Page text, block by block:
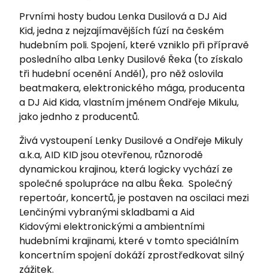
Prvními hosty budou Lenka Dusilová a DJ Aid
Kid, jedna z nejzajímavějších fúzí na českém
hudebním poli. Spojení, které vzniklo při přípravě
posledního alba Lenky Dusilové Řeka (to získalo
tři hudební ocenění Anděl), pro něž oslovila
beatmakera, elektronického mága, producenta
a DJ Aid Kida, vlastním jménem Ondřeje Mikulu,
jako jednho z producentů.
Živá vystoupení Lenky Dusilové a Ondřeje Mikuly
a.k.a, AID KID jsou otevřenou, různorodě
dynamickou krajinou, která logicky vychází ze
společné spolupráce na albu Řeka. Společný
repertoár, koncertů, je postaven na oscilaci mezi
Lenčinými vybranými skladbami a Aid
Kidovými elektronickými a ambientními
hudebními krajinami, které v tomto speciálním
koncertním spojení dokáží zprostředkovat silný
zážitek.